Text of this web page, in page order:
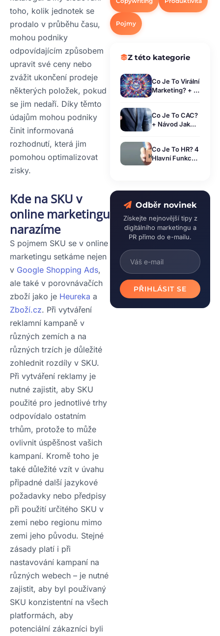
toho, kolik jednotek se
prodalo v průběhu času,
mohou podniky
odpovídajícím způsobem
upravit své ceny nebo
zvážit ukončení prodeje
některých položek, pokud
se jim nedaří. Díky těmto
údajům mohou podniky
činit informovaná
rozhodnutí, která jim
pomohou optimalizovat
zisky.
Kde na SKU v
online marketingu
narazíme
S pojmem SKU se v online
marketingu setkáme nejen
v Google Shopping Ads,
ale také v porovnávačích
zboží jako je Heureka a
Zboží.cz. Při vytváření
reklamní kampaně v
různých zemích a na
různých trzích je důležité
zohlednit rozdíly v SKU.
Při vytváření reklamy je
nutné zajistit, aby SKU
použité pro jednotlivé trhy
odpovídalo ostatním
trhům, protože to může
ovlivnit úspěšnost vašich
kampaní. Kromě toho je
také důležité vzít v úvahu
případné další jazykové
požadavky nebo předpisy
při použití určitého SKU v
zemi nebo regionu mimo
zemi jeho původu. Stejné
zásady platí i při
nastavování kampaní na
různých webech – je nutné
zajistit, aby byl používaný
SKU konzistentní na všech
platformách, aby
potenciální zákazníci byli
Pojmy
Z této kategorie
Co Je To Virální
Marketing? + 4
Co Je To CAC?
+ Návod Jak
Co Je To HR? 4
Hlavní Funkce
Odběr novinek
Získejte nejnovější tipy z
digitálního marketingu a
PR přímo do e-mailu.
PŘIHLÁSIT SE